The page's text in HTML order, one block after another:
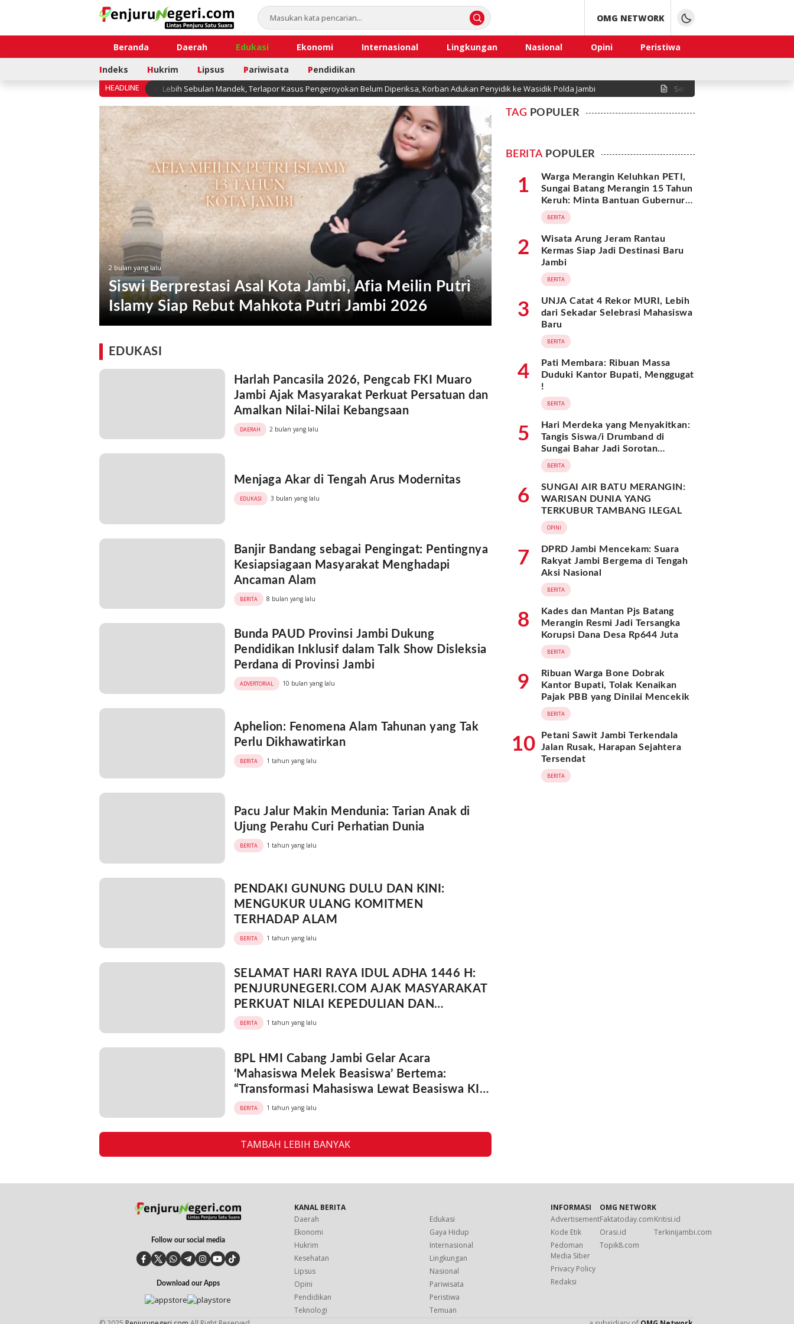
OMG NETWORK
Beranda Daerah Edukasi Ekonomi Internasional Lingkungan Nasional Opini
Peristiwa
Indeks Hukrim Lipsus Pariwisata Pendidikan
HEADLINE Lebih Sebulan Mandek, Terlapor Kasus Pengeroyokan Belum Diperiksa, Korban Adukan Penyidik ke Wasidik Polda Jambi Sengketa Lahan di Desa
2 bulan yang lalu
Siswi Berprestasi Asal Kota Jambi, Afia Meilin Putri
Islamy Siap Rebut Mahkota Putri Jambi 2026
EDUKASI
Harlah Pancasila 2026, Pengcab FKI Muaro
Jambi Ajak Masyarakat Perkuat Persatuan dan
Amalkan Nilai-Nilai Kebangsaan
DAERAH 2 bulan yang lalu
Menjaga Akar di Tengah Arus Modernitas
EDUKASI 3 bulan yang lalu
Banjir Bandang sebagai Pengingat: Pentingnya
Kesiapsiagaan Masyarakat Menghadapi
Ancaman Alam
BERITA 8 bulan yang lalu
Bunda PAUD Provinsi Jambi Dukung
Pendidikan Inklusif dalam Talk Show Disleksia
Perdana di Provinsi Jambi
ADVERTORIAL 10 bulan yang lalu
Aphelion: Fenomena Alam Tahunan yang Tak
Perlu Dikhawatirkan
BERITA 1 tahun yang lalu
Pacu Jalur Makin Mendunia: Tarian Anak di
Ujung Perahu Curi Perhatian Dunia
BERITA 1 tahun yang lalu
PENDAKI GUNUNG DULU DAN KINI:
MENGUKUR ULANG KOMITMEN
TERHADAP ALAM
BERITA 1 tahun yang lalu
SELAMAT HARI RAYA IDUL ADHA 1446 H:
PENJURUNEGERI.COM AJAK MASYARAKAT
PERKUAT NILAI KEPEDULIAN DAN
PERSAUDARAAN
BERITA 1 tahun yang lalu
BPL HMI Cabang Jambi Gelar Acara
‘Mahasiswa Melek Beasiswa’ Bertema:
“Transformasi Mahasiswa Lewat Beasiswa KIP-
K, LPDP, dan BU”
BERITA 1 tahun yang lalu
TAMBAH LEBIH BANYAK
TAG POPULER
BERITAPOPULER
1
Warga Merangin Keluhkan PETI,
Sungai Batang Merangin 15 Tahun
Keruh: Minta Bantuan Gubernur
Jawa Barat
BERITA
2
Wisata Arung Jeram Rantau
Kermas Siap Jadi Destinasi Baru
Jambi
BERITA
3
UNJA Catat 4 Rekor MURI, Lebih
dari Sekadar Selebrasi Mahasiswa
Baru
BERITA
4
Pati Membara: Ribuan Massa
Duduki Kantor Bupati, Menggugat
!
BERITA
5
Hari Merdeka yang Menyakitkan:
Tangis Siswa/i Drumband di
Sungai Bahar Jadi Sorotan
Nasional
BERITA
6
SUNGAI AIR BATU MERANGIN:
WARISAN DUNIA YANG
TERKUBUR TAMBANG ILEGAL
OPINI
7
DPRD Jambi Mencekam: Suara
Rakyat Jambi Bergema di Tengah
Aksi Nasional
BERITA
8
Kades dan Mantan Pjs Batang
Merangin Resmi Jadi Tersangka
Korupsi Dana Desa Rp644 Juta
BERITA
9
Ribuan Warga Bone Dobrak
Kantor Bupati, Tolak Kenaikan
Pajak PBB yang Dinilai Mencekik
BERITA
10
Petani Sawit Jambi Terkendala
Jalan Rusak, Harapan Sejahtera
Tersendat
BERITA
Follow our social media
Download our Apps
KANAL BERITA
Daerah
Edukasi
Ekonomi
Gaya Hidup
Hukrim
Internasional
Kesehatan
Lingkungan
Lipsus
Nasional
Opini
Pariwisata
Pendidikan
Peristiwa
Teknologi
Temuan
INFORMASI
Advertisement
Kode Etik
Pedoman
Media Siber
Privacy Policy
Redaksi
OMG NETWORK
Faktatoday.comKritisi.id
Orasi.id
Terkinijambi.com
Topik8.com